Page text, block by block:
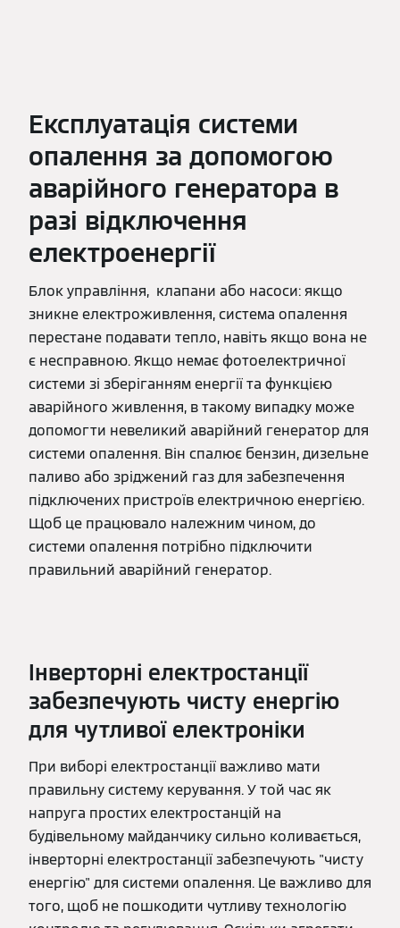
Експлуатація системи
опалення за допомогою
аварійного генератора в
разі відключення
електроенергії
Блок управління, клапани або насоси: якщо
зникне електроживлення, система опалення
перестане подавати тепло, навіть якщо вона не
є несправною. Якщо немає фотоелектричної
системи зі зберіганням енергії та функцією
аварійного живлення, в такому випадку може
допомогти невеликий аварійний генератор для
системи опалення. Він спалює бензин, дизельне
паливо або зріджений газ для забезпечення
підключених пристроїв електричною енергією.
Щоб це працювало належним чином, до
системи опалення потрібно підключити
правильний аварійний генератор.
Інверторні електростанції
забезпечують чисту енергію
для чутливої електроніки
При виборі електростанції важливо мати
правильну систему керування. У той час як
напруга простих електростанцій на
будівельному майданчику сильно коливається,
інверторні електростанції забезпечують "чисту
енергію" для системи опалення. Це важливо для
того, щоб не пошкодити чутливу технологію